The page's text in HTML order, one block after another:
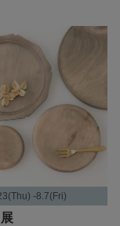
-8.7(Fri)